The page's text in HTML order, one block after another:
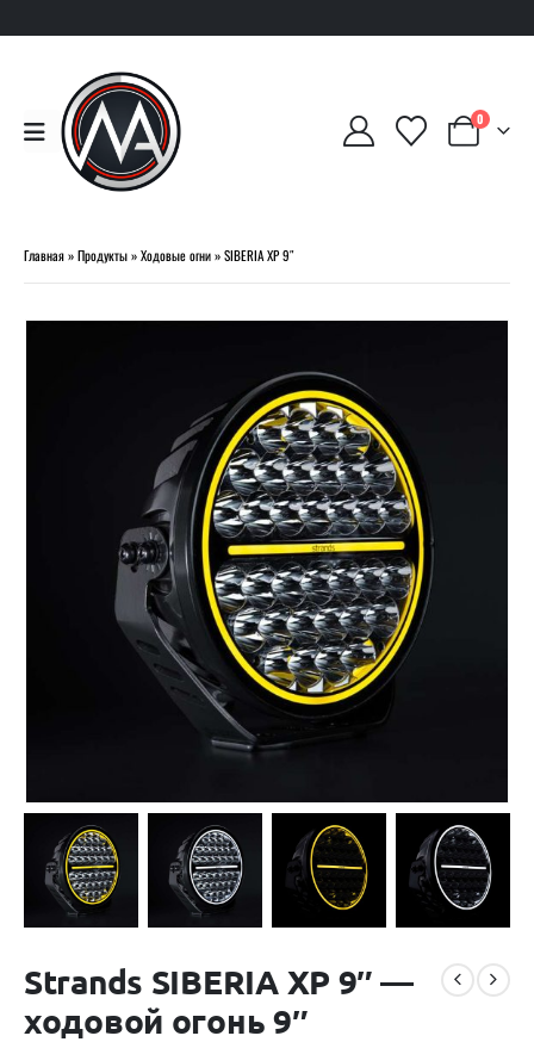
0
Главная»Продукты»Ходовые огни»SIBERIA XP 9″
Strands SIBERIA XP 9″ —
ходовой огонь 9″